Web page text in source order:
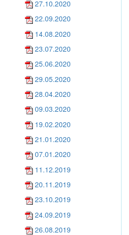
27.10.2020
22.09.2020
14.08.2020
23.07.2020
25.06.2020
29.05.2020
28.04.2020
09.03.2020
19.02.2020
21.01.2020
07.01.2020
11.12.2019
20.11.2019
23.10.2019
24.09.2019
26.08.2019